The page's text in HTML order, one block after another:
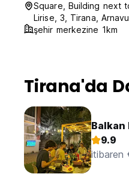
Square, Building next
Lirise, 3, Tirana,
şehir merkezine 1km
Tirana'da
Balkan
9.9
itibaren